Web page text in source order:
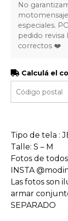
No
especiales.
pedido revisa
correctos ❤️
Calculá el
Tipo de tela :
Talle: S – M
Fotos de
INSTA
Las fotos son
armar
SEPARADO